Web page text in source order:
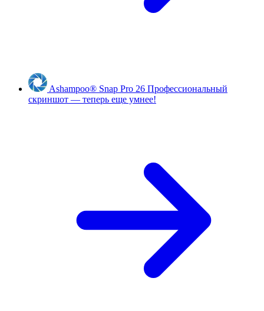
Ashampoo® Snap Pro 26 Профессиональный
скриншот — теперь еще умнее!